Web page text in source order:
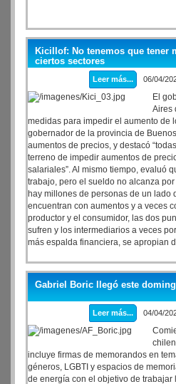
Kicillof: No tenemos que tener
ciertos sectores
Leer más... 06/04/
El
Aires
medidas para impedir el aumento de
gobernador de la provincia de
aumentos de precios, y destacó
terreno de impedir aumentos de
salariales”. Al mismo tiempo, evaluó
trabajo, pero el sueldo no alcanza
hay millones de personas de un lado
encuentran con aumentos y a veces
productor y el consumidor, las dos
sufren y los intermediarios a veces
más espalda financiera, se apropian
Gabriel Boric llegó este
Leer más... 04/04/
incluye firmas de memorandos en
géneros, LGBTI y espacios de
de energía con el objetivo de